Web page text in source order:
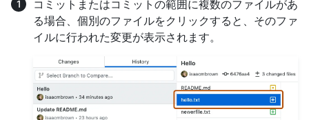
コミットまたはコミットの範囲に複数のファイルがあ
る場合、個別のファイルをクリックすると、そのファ
イルに行われた変更が表示されます。